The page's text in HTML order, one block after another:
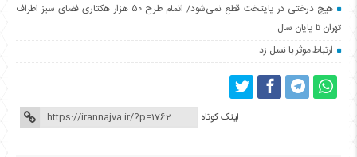
هیچ درختی در پایتخت قطع نمی‌شود/ اتمام طرح ۵۰ هزار هکتاری فضای سبز اطراف
تهران تا پایان سال
ارتباط موثر با نسل زد
لینک کوتاه